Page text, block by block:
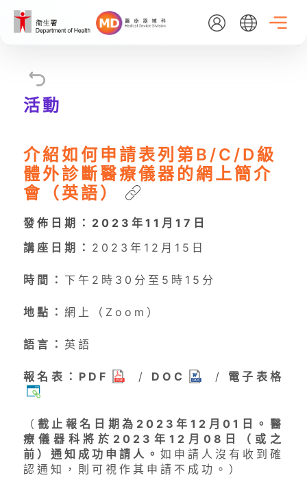
main
關於我們
醫療器械行政管理制度
活動
介紹如何申請表列第B/C/D級
體外診斷醫療儀器的網上簡介
會（英語）
發佈日期：2023年11月17日
講座日期： 2023年12月15日
時間： 下午2時30分至5時15分
地點： 網上（Zoom）
語言： 英語
報名表： PDF / DOC / 電子表格
（ 截止報名日期為2023年12月01日。醫
療儀器科將於2023年12月08日（或之
前）通知成功申請人。如申請人沒有收到確
認通知，則可視作其申請不成功。）